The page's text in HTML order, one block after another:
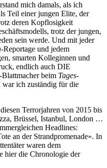
mich damals, als ich
Teil einer jungen Elite, der
deren Kopflosigkeit
trotz der jungen,
sein werde. Und mit jeder
-Reportage und jedem
smarten Kolleginnen und
endlich auch DIE
beim Tages-
ich zuständig für die
Terrorjahren von 2015 bis
Brüssel, Istanbul, London …
Headlines:
an der Strandpromenade». In
waren dem
hier die Chronologie der